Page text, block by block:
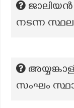
നടന്ന
സംഘം